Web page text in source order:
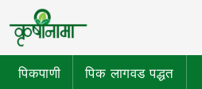
पिकपाणी पिक लागवड पद्धत